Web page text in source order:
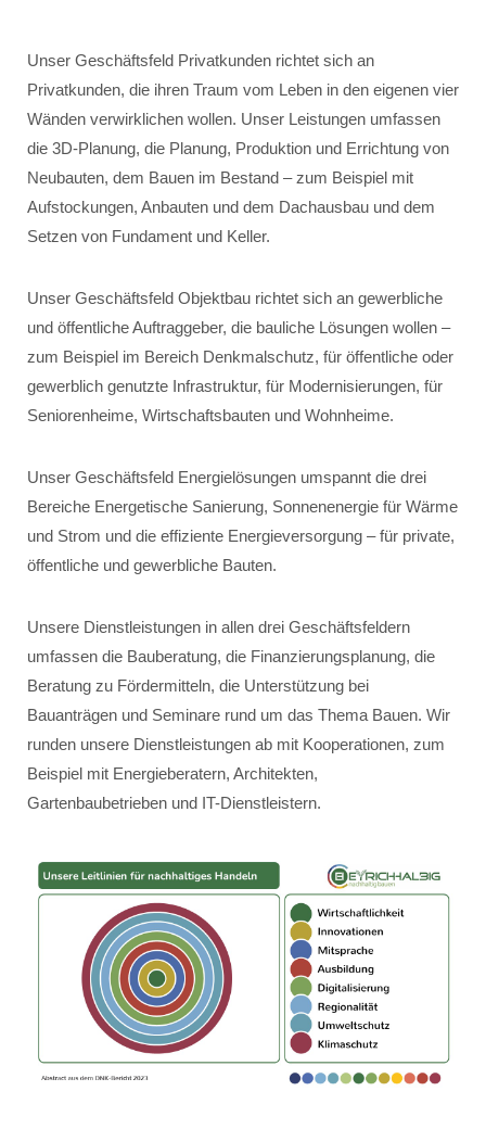
Unser Geschäftsfeld Privatkunden richtet sich an
Privatkunden, die ihren Traum vom Leben in den eigenen vier
Wänden verwirklichen wollen. Unser Leistungen umfassen
die 3D-Planung, die Planung, Produktion und Errichtung von
Neubauten, dem Bauen im Bestand – zum Beispiel mit
Aufstockungen, Anbauten und dem Dachausbau und dem
Setzen von Fundament und Keller.
Unser Geschäftsfeld Objektbau richtet sich an gewerbliche
und öffentliche Auftraggeber, die bauliche Lösungen wollen –
zum Beispiel im Bereich Denkmalschutz, für öffentliche oder
gewerblich genutzte Infrastruktur, für Modernisierungen, für
Seniorenheime, Wirtschaftsbauten und Wohnheime.
Unser Geschäftsfeld Energielösungen umspannt die drei
Bereiche Energetische Sanierung, Sonnenenergie für Wärme
und Strom und die effiziente Energieversorgung – für private,
öffentliche und gewerbliche Bauten.
Unsere Dienstleistungen in allen drei Geschäftsfeldern
umfassen die Bauberatung, die Finanzierungsplanung, die
Beratung zu Fördermitteln, die Unterstützung bei
Bauanträgen und Seminare rund um das Thema Bauen. Wir
runden unsere Dienstleistungen ab mit Kooperationen, zum
Beispiel mit Energieberatern, Architekten,
Gartenbaubetrieben und IT-Dienstleistern.